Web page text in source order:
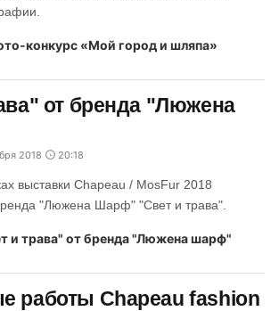
от бренда "Люжена
2018 20:18
выставки Chapeau / MosFur 2018
"Люжена Шарф" "Свет и трава".
работы Chapeau fashion